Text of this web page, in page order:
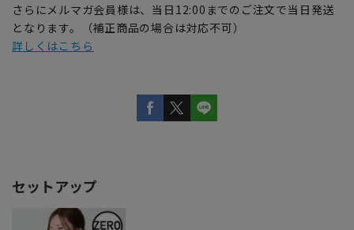
さらにメルマガ会員様は、当日12:00までのご注文で当日発送
となります。（補正商品の場合は対応不可）
詳しくはこちら